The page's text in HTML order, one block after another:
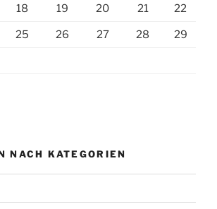
18 19 20 21 22
25 26 27 28 29
NACH KATEGORIEN